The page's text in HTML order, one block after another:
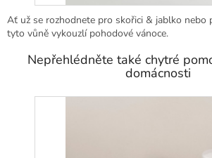
Ať už se rozhodnete pro skořici & jablko nebo
tyto vůně vykouzlí pohodové vánoce.
Nepřehlédněte také chytré
domácnosti